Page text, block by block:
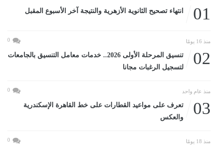
01 انتهاء تصحيح الثانوية الأزهرية والنتيجة آخر الأسبوع المقبل
منذ 16 يومًا 0
02
تنسيق المرحلة الأولى 2026.. خدمات معامل التنسيق بالجامعات
لتسجيل الرغبات مجانا
منذ عام واحد 0
03
تعرف على مواعيد القطارات على خط القاهرة الإسكندرية
والعكس
منذ 18 يومًا 0